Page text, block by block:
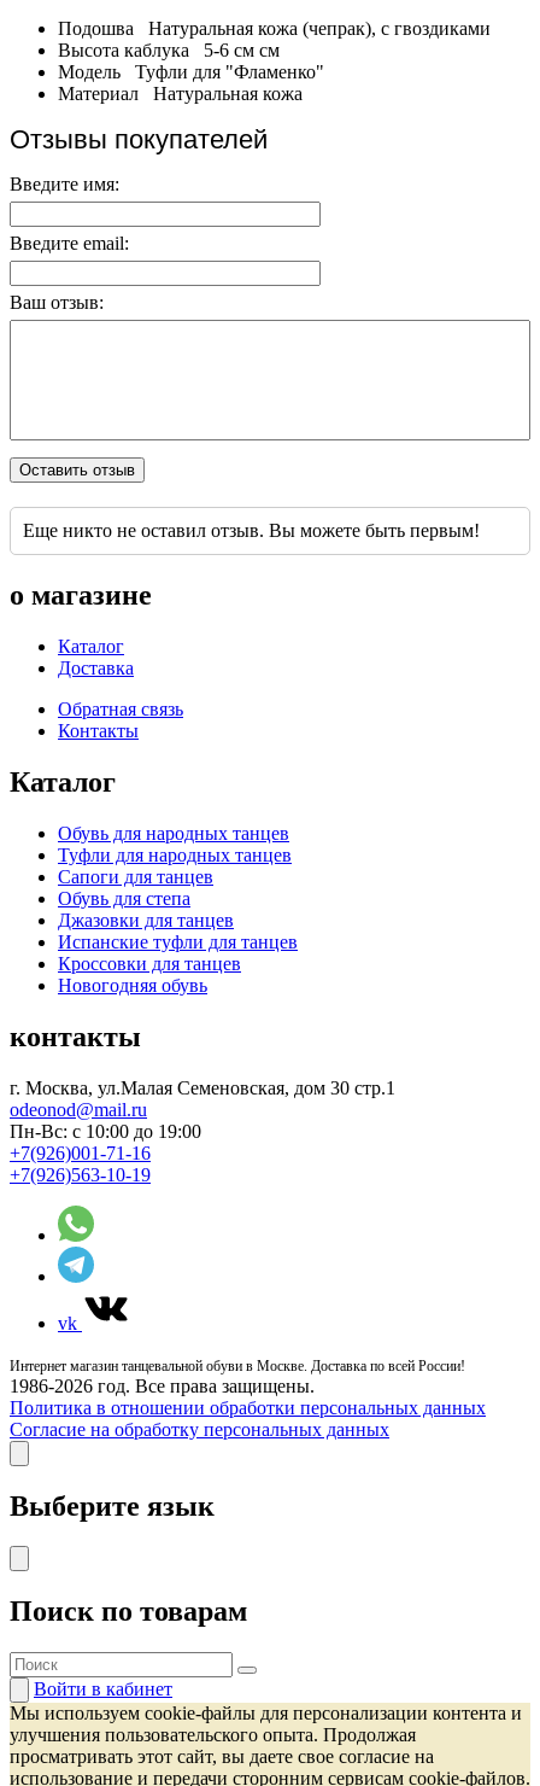
Подошва
Натуральная кожа (чепрак), с гвоздиками
Высота каблука
5-6 см см
Модель
Туфли для "Фламенко"
Материал
Натуральная кожа
Отзывы покупателей
Введите имя:
Введите email:
Ваш отзыв:
Оставить отзыв
Еще никто не оставил отзыв. Вы можете быть первым!
о магазине
Каталог
Доставка
Обратная связь
Контакты
Каталог
Обувь для народных танцев
Туфли для народных танцев
Сапоги для танцев
Обувь для степа
Джазовки для танцев
Испанские туфли для танцев
Кроссовки для танцев
Новогодняя обувь
контакты
г. Москва, ул.Малая Семеновская, дом 30 стр.1
odeonod@mail.ru
Пн-Вс: с 10:00 до 19:00
+7(926)001-71-16
+7(926)563-10-19
vk
Интернет магазин танцевальной обуви в Москве. Доставка по всей России!
1986-2026 год. Все права защищены.
Политика в отношении обработки персональных данных
Согласие на обработку персональных данных
Выберите язык
Поиск по товарам
Войти в кабинет
Мы используем cookie-файлы для персонализации контента и
улучшения пользовательского опыта. Продолжая
просматривать этот сайт, вы даете свое согласие на
использование и передачи сторонним сервисам cookie-файлов.